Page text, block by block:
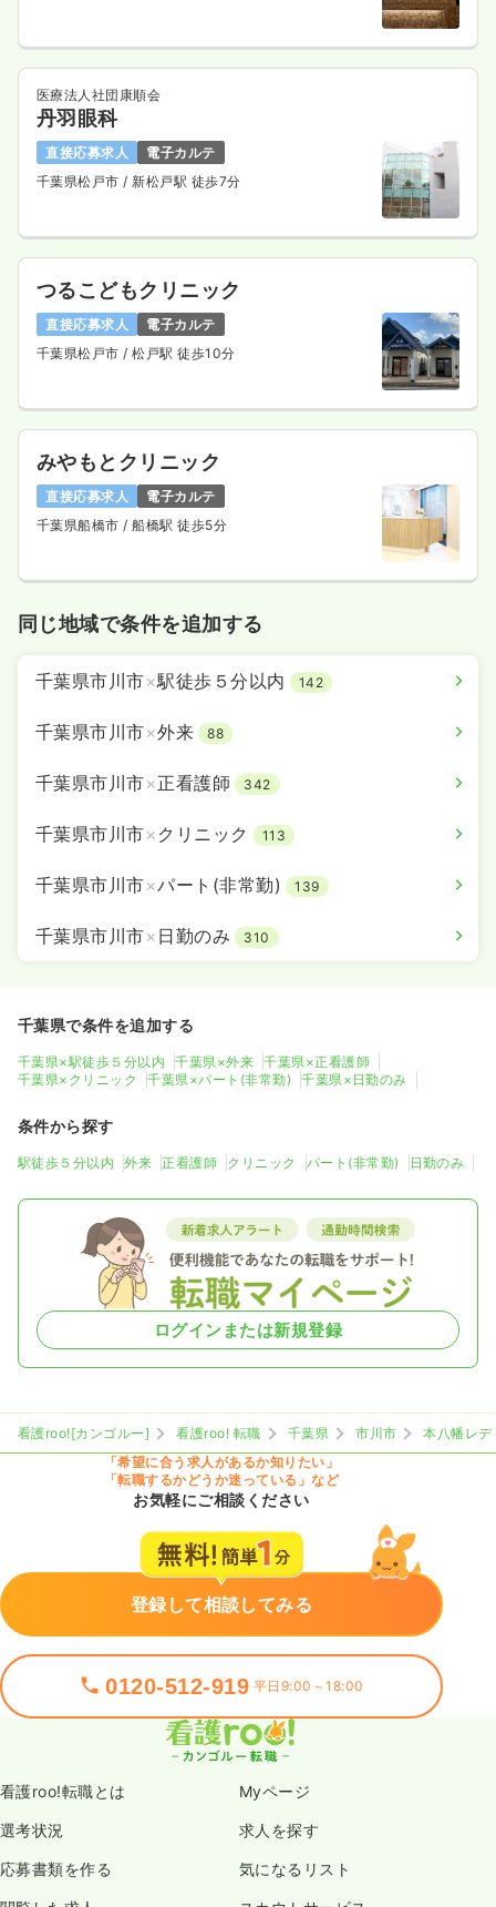
医療法人社団康順会
丹羽眼科
直接応募求人
電子カルテ
千葉県松戸市 / 新松戸駅 徒歩7分
つるこどもクリニック
直接応募求人
電子カルテ
千葉県松戸市 / 松戸駅 徒歩10分
みやもとクリニック
直接応募求人
電子カルテ
千葉県船橋市 / 船橋駅 徒歩5分
同じ地域で条件を追加する
千葉県市川市×駅徒歩５分以内 142
千葉県市川市×外来 88
千葉県市川市×正看護師 342
千葉県市川市× クリニック 113
千葉県市川市×パート(非常勤) 139
千葉県市川市× 日勤のみ 310
千葉県で条件を追加する
千葉県×駅徒歩５分以内 千葉県×外来
千葉県×正看護師
千葉県×クリニック
千葉県×パート(非常勤) 千葉県×日勤のみ
条件から探す
駅徒歩５分以内 外来 正看護師 クリニック パート(非常勤) 日勤のみ
ログインまたは新規登録
看護roo![カンゴルー] 看護roo! 転職 千葉県 市川市
本八幡レ
「希望に合う求人があるか知りたい」
「転職するかどうか迷っている」など
お気軽にご相談ください
登録して相談してみる
0120-512-919 平日9:00～18:00
看護roo!転職とは Myページ
選考状況 求人を探す
応募書類を作る 気になるリスト